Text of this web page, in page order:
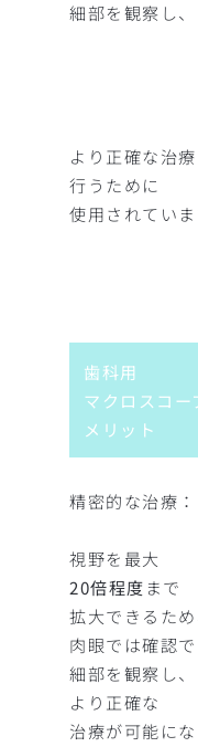
細部を観察し、
より正確な治療
行うために
使用されていま
歯科用
マクロスコー
メリット
精密的な治療：
視野を最大
20倍程度 まで
拡大できるため
肉眼では確認
細部を観察し、
より正確な
治療が可能にな